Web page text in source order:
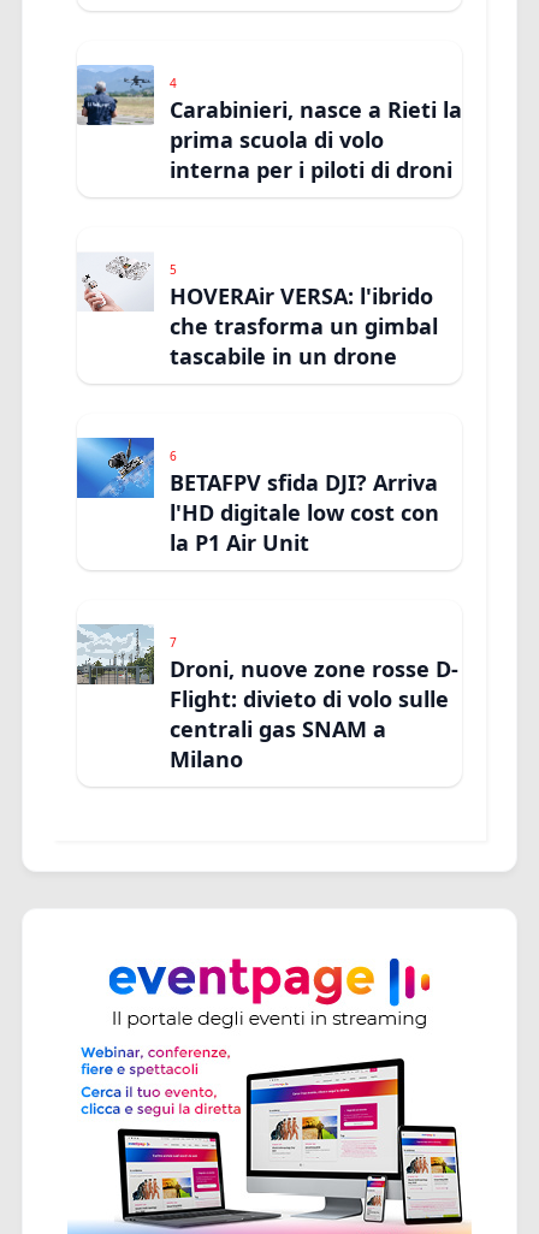
4
Carabinieri, nasce a Rieti la
prima scuola di volo
interna per i piloti di droni
5
HOVERAir VERSA: l'ibrido
che trasforma un gimbal
tascabile in un drone
6
BETAFPV sfida DJI? Arriva
l'HD digitale low cost con
la P1 Air Unit
7
Droni, nuove zone rosse D-
Flight: divieto di volo sulle
centrali gas SNAM a
Milano